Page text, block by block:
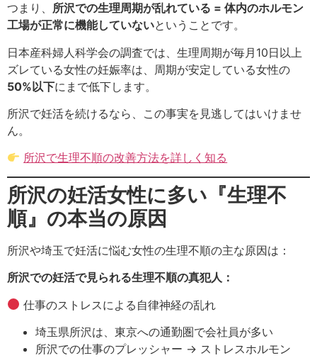
つまり、 所沢での生理周期が乱れている = 体内のホルモン
工場が正常に機能していないということです。
日本産科婦人科学会の調査では、生理周期が毎月10日以上
ズレている女性の妊娠率は、周期が安定している女性の
50%以下にまで低下します。
所沢で妊活を続けるなら、この事実を見逃してはいけませ
ん。
所沢で生理不順の改善方法を詳しく知る
所沢の妊活女性に多い『生理不
順』の本当の原因
所沢や埼玉で妊活に悩む女性の生理不順の主な原因は：
所沢での妊活で見られる生理不順の真犯人：
仕事のストレスによる自律神経の乱れ
埼玉県所沢は、東京への通勤圏で会社員が多い
所沢での仕事のプレッシャー → ストレスホルモン